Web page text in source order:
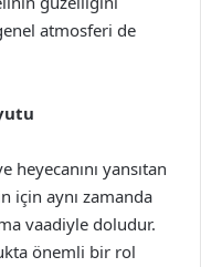
atmosferi de
yansıtan
için aynı zamanda
vaadiyle doludur.
önemli bir rol